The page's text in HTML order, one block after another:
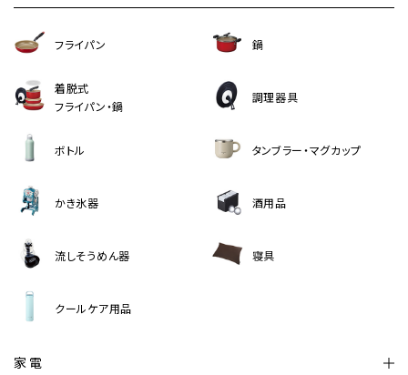
フライパン 鍋
着脱式
フライパン・鍋
調理器具
ボトル タンブラー・マグカップ
かき氷器 酒用品
流しそうめん器 寝具
クールケア用品
家電